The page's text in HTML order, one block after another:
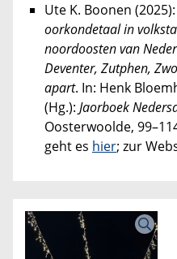
Ute K. Boonen
oorkondetaal in
noordoosten van
Deventer, Zutphen,
apart. In: Henk
(Hg.): Jaorboek
Oosterwoolde,
geht es hier; zur